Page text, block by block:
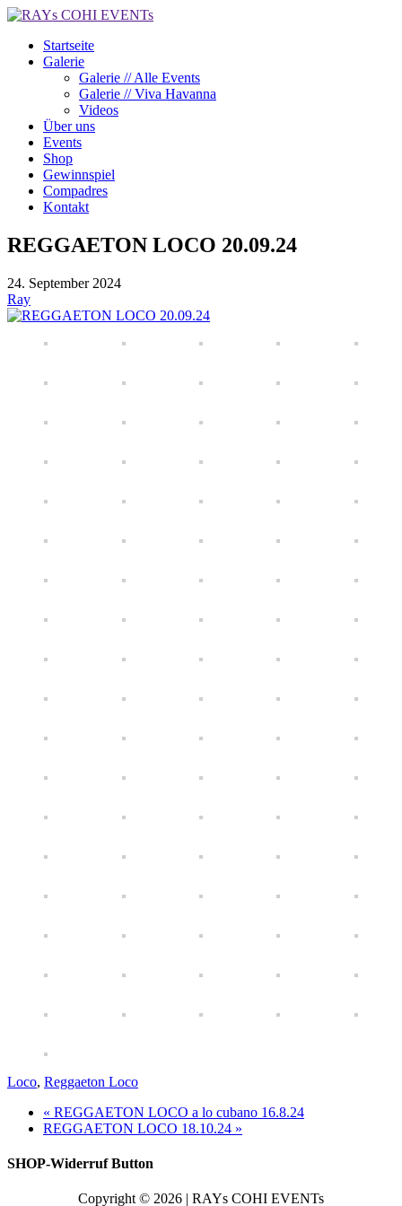
Startseite
Galerie
Galerie // Alle Events
Galerie // Viva Havanna
Videos
Über uns
Events
Shop
Gewinnspiel
Compadres
Kontakt
REGGAETON LOCO 20.09.24
24. September 2024
Ray
Loco, Reggaeton Loco
« REGGAETON LOCO a lo cubano 16.8.24
REGGAETON LOCO 18.10.24 »
SHOP-Widerruf Button
Copyright © 2026 | RAYs COHI EVENTs